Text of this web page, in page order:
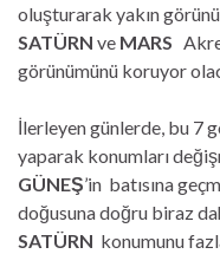
oluşturarak yakın
SATÜRN ve MARS
görünümünü koruyor
İlerleyen günlerde, bu 7
yaparak konumları
GÜNEŞ’in batısına
doğusuna doğru biraz
SATÜRN konumunu